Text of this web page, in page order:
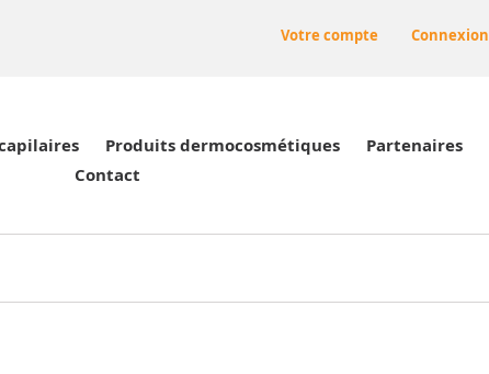
Connexion
Votre compte
Produits dermocosmétiques
Partenaires
Contact